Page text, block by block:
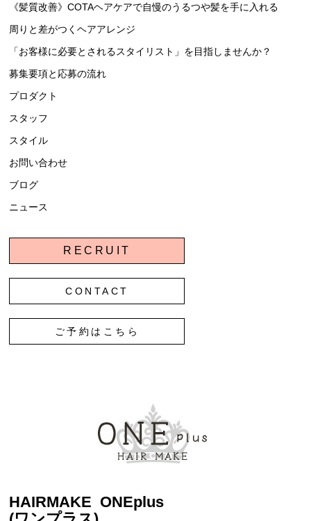
《髪質改善》COTAヘアケアで自慢のうるつや髪を手に入れる
周りと差がつくヘアアレンジ
「お客様に必要とされるスタイリスト」を目指しませんか？
募集要項と応募の流れ
プロダクト
スタッフ
スタイル
お問い合わせ
ブログ
ニュース
RECRUIT
CONTACT
ご予約はこちら
HAIRMAKE ONEplus